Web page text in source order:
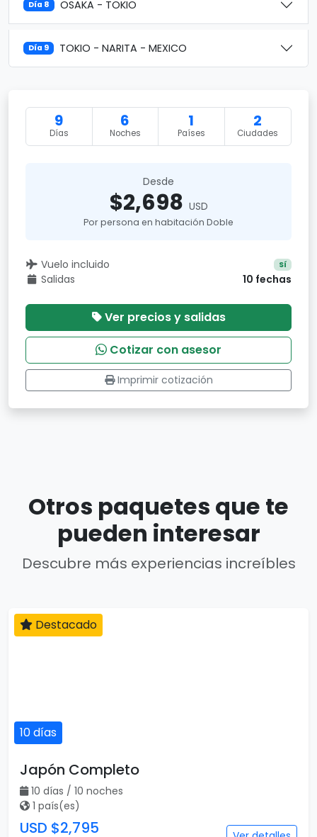
Día 8 OSAKA - TOKIO
Día 9 TOKIO - NARITA - MEXICO
9
Días
6
Noches
1
Países
2
Ciudades
Desde
$2,698 USD
Por persona en habitación Doble
Vuelo incluido Sí
Salidas 10 fechas
Ver precios y salidas
Cotizar con asesor
Imprimir cotización
Otros paquetes que te
pueden interesar
Descubre más experiencias increíbles
10 días
Destacado
Japón Completo
10 días / 10 noches
1 país(es)
USD $2,795